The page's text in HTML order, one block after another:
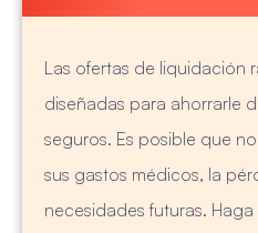
Las ofertas de liquidación
diseñadas para ahorrarle
seguros. Es posible que
sus gastos médicos, la
necesidades futuras.